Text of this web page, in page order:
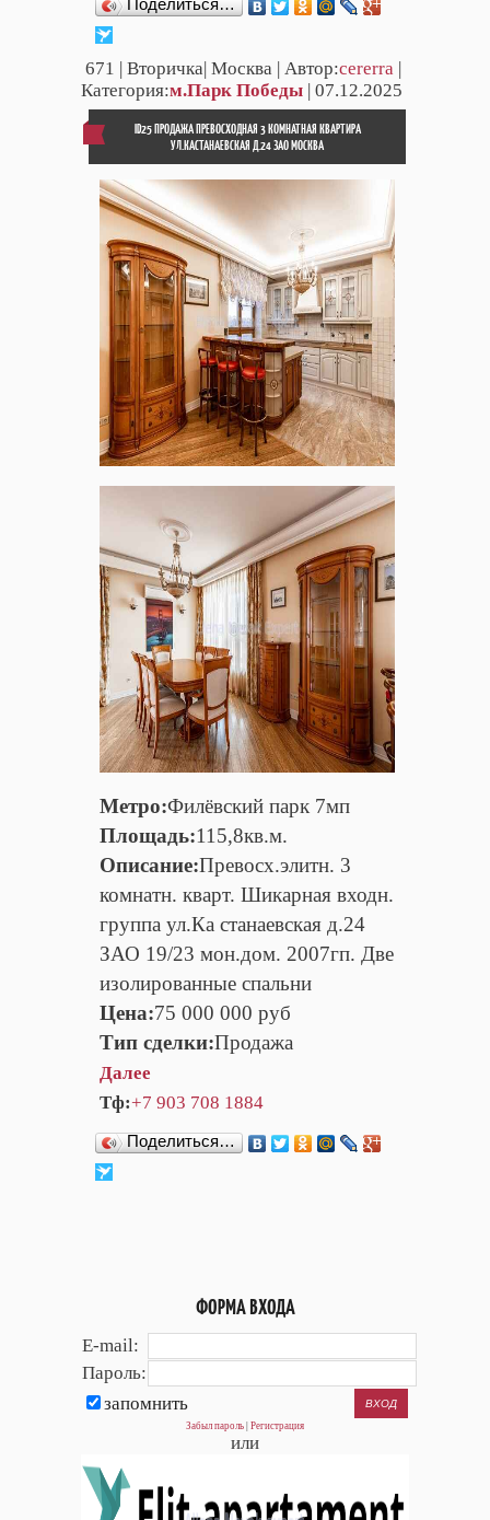
Поделиться…
671 | Вторичка| Москва | Автор:cererra
Категория:м.Парк Победы | 07.12.2025
ID25 ПРОДАЖА ПРЕВОСХОДНАЯ 3 КОМНАТНАЯ КВАРТИРА
УЛ.КАСТАНАЕВСКАЯ Д.24 ЗАО МОСКВА
Метро:Филёвский парк 7мп
Площадь:115,8кв.м.
Описание:Превосх.элитн. 3
комнатн. кварт. Шикарная входн.
группа ул.Ка станаевская д.24
ЗАО 19/23 мон.дом. 2007гп. Две
изолированные спальни
Цена:75 000 000 руб
Тип сделки:Продажа
Далее
Тф:+7 903 708 1884
Поделиться…
ФОРМА ВХОДА
E-mail:
Пароль:
запомнить
Забыл пароль Регистрация
или